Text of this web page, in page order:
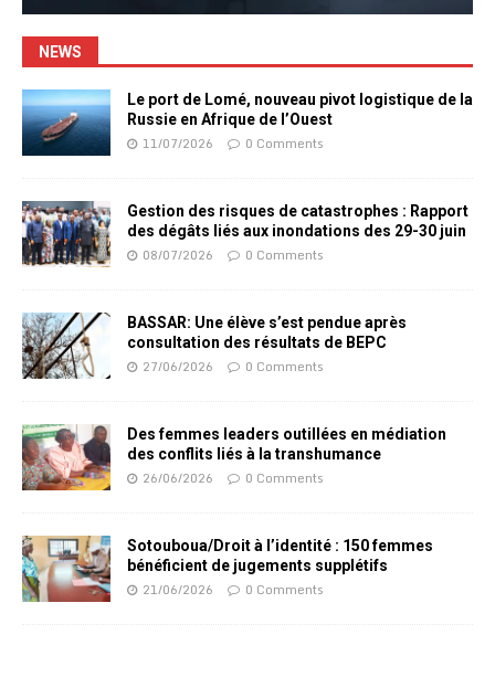
NEWS
Le port de Lomé, nouveau pivot logistique de la
Russie en Afrique de l’Ouest
11/07/2026 0 Comments
Gestion des risques de catastrophes : Rapport
des dégâts liés aux inondations des 29-30 juin
08/07/2026 0 Comments
BASSAR: Une élève s’est pendue après
consultation des résultats de BEPC
27/06/2026 0 Comments
Des femmes leaders outillées en médiation
des conflits liés à la transhumance
26/06/2026 0 Comments
Sotouboua/Droit à l’identité : 150 femmes
bénéficient de jugements supplétifs
21/06/2026 0 Comments